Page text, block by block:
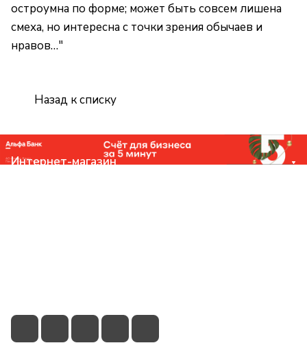
остроумна по форме; может быть совсем лишена
смеха, но интересна с точки зрения обычаев и
нравов…"
Назад к списку
Интернет-магазин